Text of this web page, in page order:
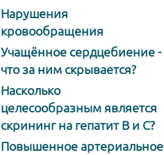
Нарушения
кровообращения
Учащённое сердцебиение -
что за ним скрывается?
Насколько
целесообразным является
скрининг на гепатит В и С?
Повышенное артериальное